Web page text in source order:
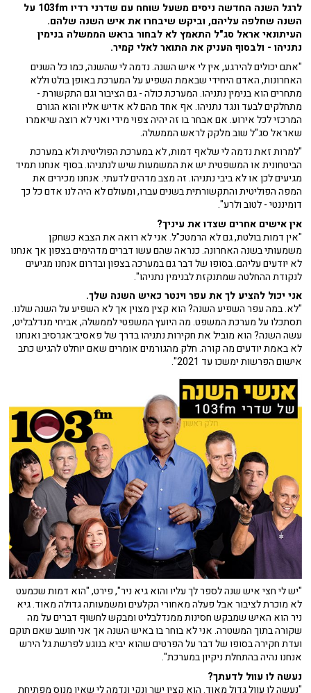
לרגל השנה החדשה ניסים משעל שוחח עם שדרני רדיו 103fm על
השנה שחלפה עליהם, וביקש שיבחרו את איש השנה שלהם.
העיתונאי אראל סג"ל התאמץ לא לבחור בראש הממשלה בנימין
נתניהו - ולבסוף העניק את התואר לאלי קמיר.
"אתם יכולים להירגע, אין לי איש השנה. נדמה לי שהשנה, כמו כל השנים
האחרונות, האדם היחידי שבאמת השפיע על המערכת באופן בולט וללא
מתחרים הוא בנימין נתניהו. המערכת כולה - גם הציבור וגם התקשורת -
מתחלקים לבעד ונגד נתניהו. אף אחד מהם לא אדיש אליו והוא הגורם
המרכזי לכל אירוע. אם אבחר בו זה יהיה צפוי מידי ואני לא רוצה שיאמרו
שאראל סג"ל שוב מלקק לראש הממשלה.
"למרות זאת נדמה לי שלאף דמות, לא במערכת הפוליטית ולא במערכת
הביטחונית או המשפטית יש את המשמעות שיש לנתניהו. בסוף אנחנו תמיד
מגיעים לכן או לא ביבי נתניהו. זה מצב מדהים לדעתי. אנחנו מכירים את
המפה הפוליטית והתקשורתית בשנים עברו, ומעולם לא היה לנו אדם כל כך
דומיננטי - לטוב ולרע".
אין אישים אחרים שצדו את עיניך?
"אין דמות בולטת, גם לא הרמטכ"ל. אני לא רואה את הצבא כשחקן
משמעותי בשנה האחרונה. כנראה שהם עשו דברים מדהימים בצפון אך אנחנו
לא יודעים עליהם. בסופו של דבר גם במערכה בצפון ובדרום אנחנו מגיעים
לנקודת ההחלטה שמתנקזת לבנימין נתניהו".
אני יכול להציע לך את עפר וינטר כאיש השנה שלך.
"לא. במה עפר השפיע השנה? הוא קצין מצוין אך לא השפיע על השנה שלנו.
תסתכלו על מערכת המשפט. מה היועץ המשפטי לממשלה, אביחי מנדלבליט,
עשה השנה? הוא מוביל את חקירות נתניהו בדרך של פאסיב־אגרסיב ואנחנו
לא באמת יודעים מה קורה. חלק מהגורמים אומרים שאם יוחלט להגיש כתב
אישום הפרשות ימשכו עד 2021".
"יש לי חצי איש שנה לספר לך עליו והוא גיא ניר", פירט, "הוא דמות שכמעט
לא מוכרת לציבור אבל פעלה מאחורי הקלעים ומשמעותה גדולה מאוד. גיא
ניר הוא האיש שמבקש חסינות ממנדלבליט ומבקש לחשוף דברים על מה
שקורה בתוך המשטרה. אני לא בוחר בו באיש השנה אך אני חושב שאם תוקם
ועדת חקירה בסופו של דבר על הפרטים שהוא יביא בנוגע לפרשת גל הירש
אנחנו נהיה בהתחלת ניקיון במערכת".
נעשה לו עוול לדעתך?
"נעשה לו עוול גדול מאוד. הוא קצין ישר ונקי ונדמה לי שאין מנוס מפתיחת